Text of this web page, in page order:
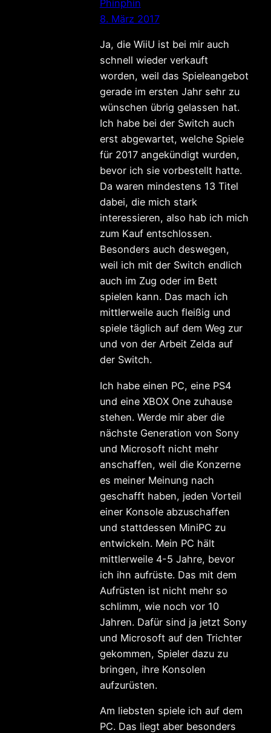
Phinphin
8. März 2017
Ja, die WiiU ist bei mir auch
schnell wieder verkauft
worden, weil das Spieleangebot
gerade im ersten Jahr sehr zu
wünschen übrig gelassen hat.
Ich habe bei der Switch auch
erst abgewartet, welche Spiele
für 2017 angekündigt wurden,
bevor ich sie vorbestellt hatte.
Da waren mindestens 13 Titel
dabei, die mich stark
interessieren, also hab ich mich
zum Kauf entschlossen.
Besonders auch deswegen,
weil ich mit der Switch endlich
auch im Zug oder im Bett
spielen kann. Das mach ich
mittlerweile auch fleißig und
spiele täglich auf dem Weg zur
und von der Arbeit Zelda auf
der Switch.
Ich habe einen PC, eine PS4
und eine XBOX One zuhause
stehen. Werde mir aber die
nächste Generation von Sony
und Microsoft nicht mehr
anschaffen, weil die Konzerne
es meiner Meinung nach
geschafft haben, jeden Vorteil
einer Konsole abzuschaffen
und stattdessen MiniPC zu
entwickeln. Mein PC hält
mittlerweile 4-5 Jahre, bevor
ich ihn aufrüste. Das mit dem
Aufrüsten ist nicht mehr so
schlimm, wie noch vor 10
Jahren. Dafür sind ja jetzt Sony
und Microsoft auf den Trichter
gekommen, Spieler dazu zu
bringen, ihre Konsolen
aufzurüsten.
Am liebsten spiele ich auf dem
PC. Das liegt aber besonders